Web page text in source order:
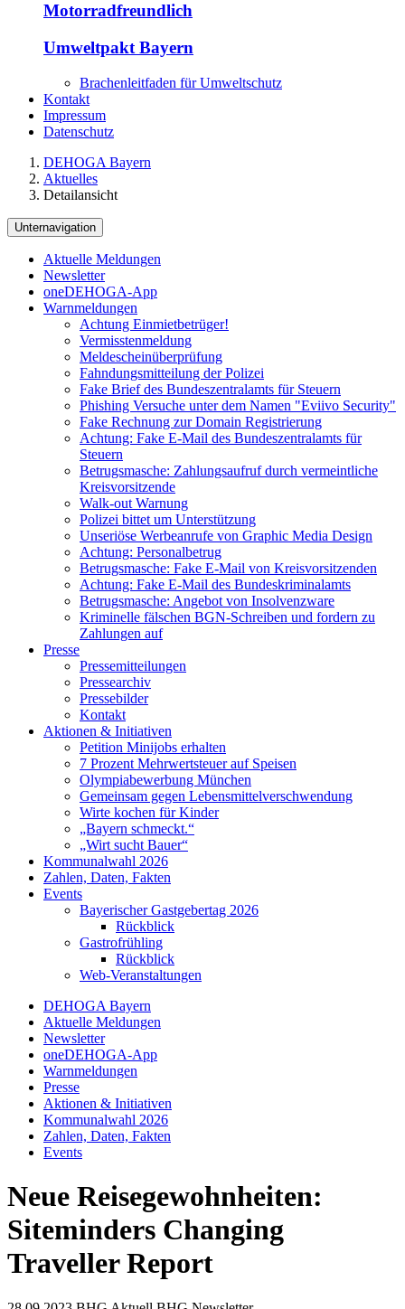
Motorradfreundlich
Umweltpakt Bayern
Brachenleitfaden für Umweltschutz
Kontakt
Impressum
Datenschutz
DEHOGA Bayern
Aktuelles
Detailansicht
Unternavigation
Aktuelle Meldungen
Newsletter
oneDEHOGA-App
Warnmeldungen
Achtung Einmietbetrüger!
Vermisstenmeldung
Meldescheinüberprüfung
Fahndungsmitteilung der Polizei
Fake Brief des Bundeszentralamts für Steuern
Phishing Versuche unter dem Namen "Eviivo Security"
Fake Rechnung zur Domain Registrierung
Achtung: Fake E-Mail des Bundeszentralamts für
Steuern
Betrugsmasche: Zahlungsaufruf durch vermeintliche
Kreisvorsitzende
Walk-out Warnung
Polizei bittet um Unterstützung
Unseriöse Werbeanrufe von Graphic Media Design
Achtung: Personalbetrug
Betrugsmasche: Fake E-Mail von Kreisvorsitzenden
Achtung: Fake E-Mail des Bundeskriminalamts
Betrugsmasche: Angebot von Insolvenzware
Kriminelle fälschen BGN-Schreiben und fordern zu
Zahlungen auf
Presse
Pressemitteilungen
Pressearchiv
Pressebilder
Kontakt
Aktionen & Initiativen
Petition Minijobs erhalten
7 Prozent Mehrwertsteuer auf Speisen
Olympiabewerbung München
Gemeinsam gegen Lebensmittelverschwendung
Wirte kochen für Kinder
„Bayern schmeckt.“
„Wirt sucht Bauer“
Kommunalwahl 2026
Zahlen, Daten, Fakten
Events
Bayerischer Gastgebertag 2026
Rückblick
Gastrofrühling
Rückblick
Web-Veranstaltungen
DEHOGA Bayern
Aktuelle Meldungen
Newsletter
oneDEHOGA-App
Warnmeldungen
Presse
Aktionen & Initiativen
Kommunalwahl 2026
Zahlen, Daten, Fakten
Events
Neue Reisegewohnheiten:
Siteminders Changing
Traveller Report